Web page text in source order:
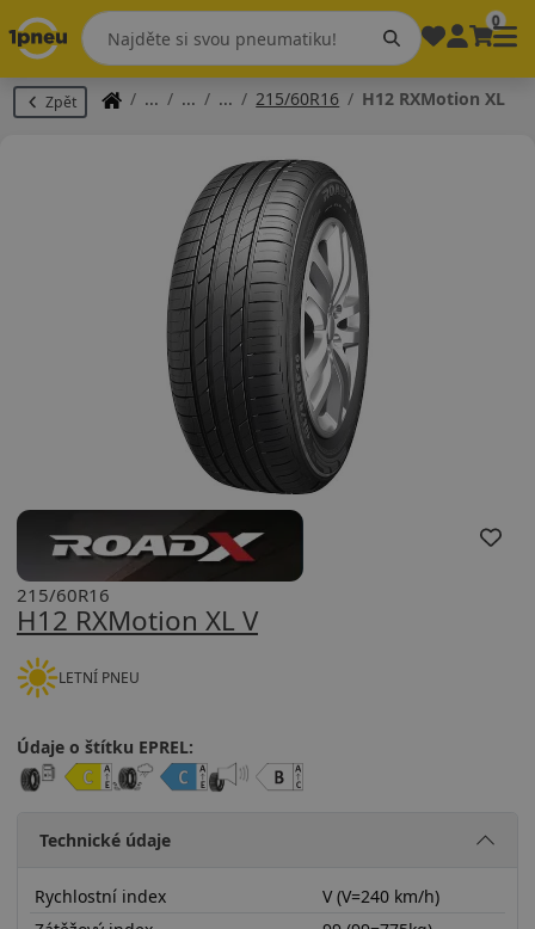
0
Zpět 215/60R16 H12 RXMotion XL
H12 RXMotion XL V
215/60R16
LETNÍ PNEU
Údaje o štítku EPREL:
Technické údaje
Rychlostní index
V (V=240 km/h)